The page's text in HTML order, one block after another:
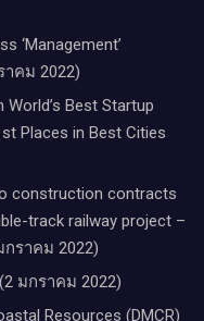
‘Management’
าคม 2022)
World’s Best Startup
Places in Best Cities
construction contracts
track railway project –
กราคม 2022)
มกราคม 2022)
Resources (DMCR)